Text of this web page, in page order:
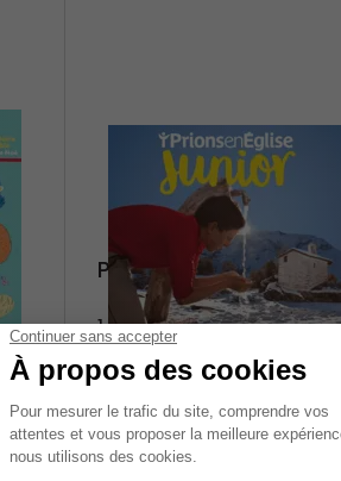
Prions En Eglise Junior
1 an
Ajouter au panier